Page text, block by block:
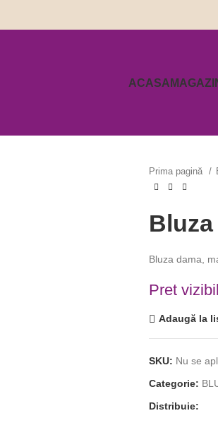
ACASA
Prima pagină
Bluza dama,
Pret
Adaugă la
SKU: Nu se
Categorie:
Distribuie: